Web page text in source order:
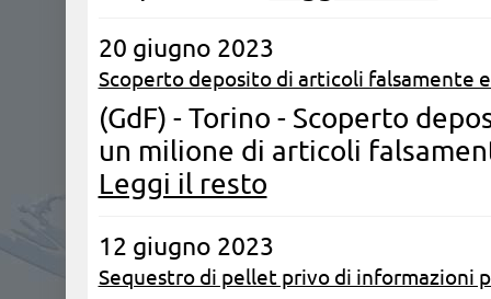
20 giugno 2023
Scoperto deposito di articoli falsamente
(GdF) - Torino - Scoperto
un milione di articoli
Leggi il resto
12 giugno 2023
Sequestro di pellet privo di informazioni